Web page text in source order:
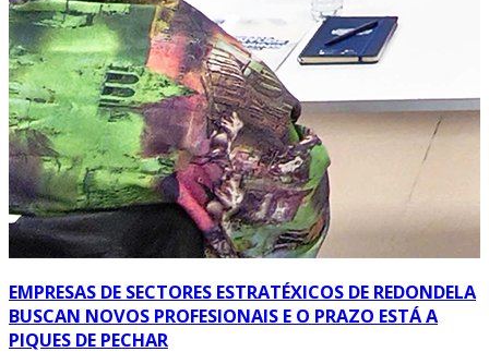
EMPRESAS DE SECTORES ESTRATÉXICOS DE REDONDELA
BUSCAN NOVOS PROFESIONAIS E O PRAZO ESTÁ A
PIQUES DE PECHAR